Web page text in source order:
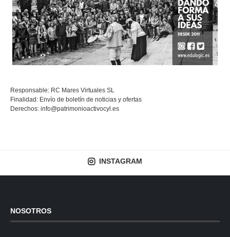
Responsable: RC Mares Virtuales SL
Finalidad: Envío de boletín de noticias y ofertas
Derechos: info@patrimonioactivocyl.es
INSTAGRAM
NOSOTROS